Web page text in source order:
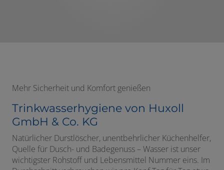
Mehr Sicherheit und Komfort genießen
Trinkwasserhygiene von Huxoll
GmbH & Co. KG
Natürlicher Durstlöscher, unentbehrlicher Küchenhelfer,
Quelle für Dusch- und Badegenuss – Wasser ist unser
wichtigster Rohstoff und Lebensmittel Nummer eins. Im